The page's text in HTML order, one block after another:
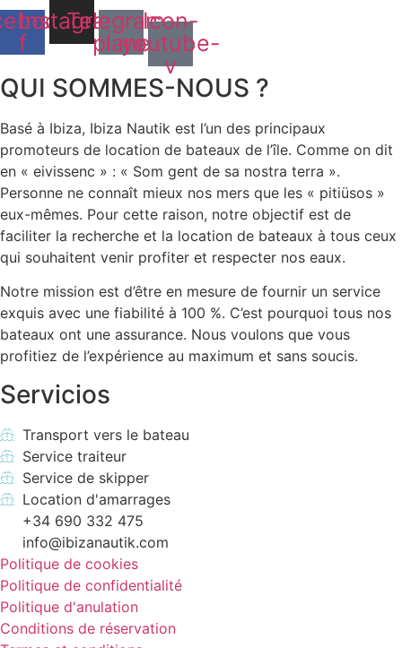
f
Instagram
Telegram-
plane
Icon-
youtube-
v
QUI SOMMES-NOUS ?
Basé à Ibiza, Ibiza Nautik est l’un des principaux
promoteurs de location de bateaux de l’île. Comme on dit
en « eivissenc » : « Som gent de sa nostra terra ».
Personne ne connaît mieux nos mers que les « pitiüsos »
eux-mêmes. Pour cette raison, notre objectif est de
faciliter la recherche et la location de bateaux à tous ceux
qui souhaitent venir profiter et respecter nos eaux.
Notre mission est d’être en mesure de fournir un service
exquis avec une fiabilité à 100 %. C’est pourquoi tous nos
bateaux ont une assurance. Nous voulons que vous
profitiez de l’expérience au maximum et sans soucis.
Servicios
Transport vers le bateau
Service traiteur
Service de skipper
Location d'amarrages
+34 690 332 475
info@ibizanautik.com
Politique de cookies
Politique de confidentialité
Politique d'anulation
Conditions de réservation